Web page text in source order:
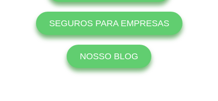
SEGUROS PARA EMPRESAS
NOSSO BLOG